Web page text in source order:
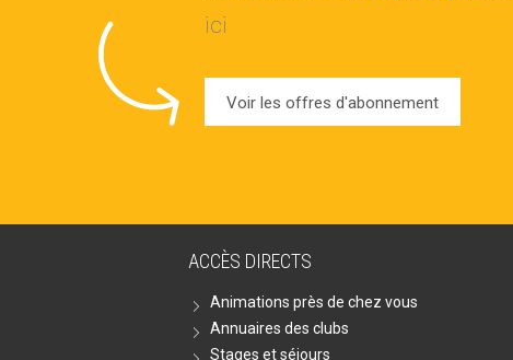
ici
Voir les offres d'abonnement
ACCÈS DIRECTS
Animations près de chez vous
Annuaires des clubs
Stages et séjours